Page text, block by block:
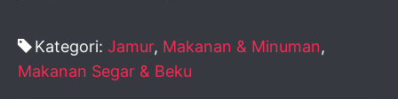
Kategori: Jamur, Makanan & Minuman,
Makanan Segar & Beku